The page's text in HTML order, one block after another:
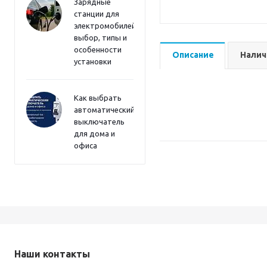
Зарядные
станции для
электромобилей:
выбор, типы и
особенности
установки
Как выбрать
автоматический
выключатель
для дома и
офиса
Описание
Наши контакты